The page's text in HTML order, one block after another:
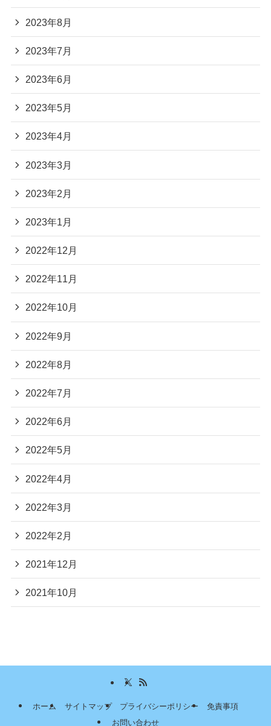
2023年8月
2023年7月
2023年6月
2023年5月
2023年4月
2023年3月
2023年2月
2023年1月
2022年12月
2022年11月
2022年10月
2022年9月
2022年8月
2022年7月
2022年6月
2022年5月
2022年4月
2022年3月
2022年2月
2021年12月
2021年10月
ホーム サイトマップ プライバシーポリシー
免責事項
お問い合わせ